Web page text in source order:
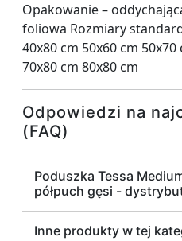
Opakowanie –
foliowa Rozmiary
40x80 cm 50x60 cm
70x80 cm 80x80 cm
Odpowiedzi na
(FAQ)
Poduszka Tessa
półpuch gęsi -
Inne produkty w tej